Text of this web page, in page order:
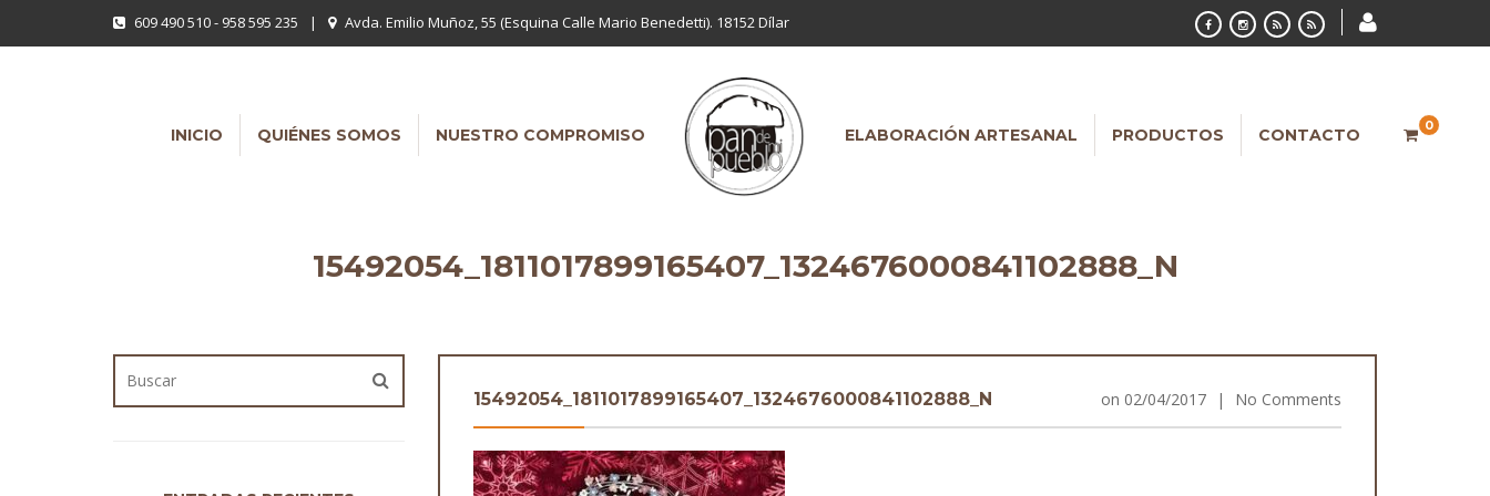
609 490 510 - 958 595 235 | Avda. Emilio Muñoz, 55 (Esquina Calle Mario Benedetti). 18152 Dílar
INICIO QUIÉNES SOMOS NUESTRO COMPROMISO ELABORACIÓN ARTESANAL PRODUCTOS CONTACTO 0
15492054_1811017899165407_1324676000841102888_N
15492054_1811017899165407_1324676000841102888_N on 02/04/2017 | No Comments